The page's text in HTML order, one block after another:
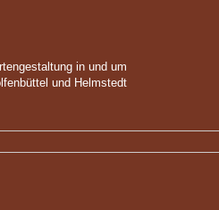
in und um
und Helmstedt